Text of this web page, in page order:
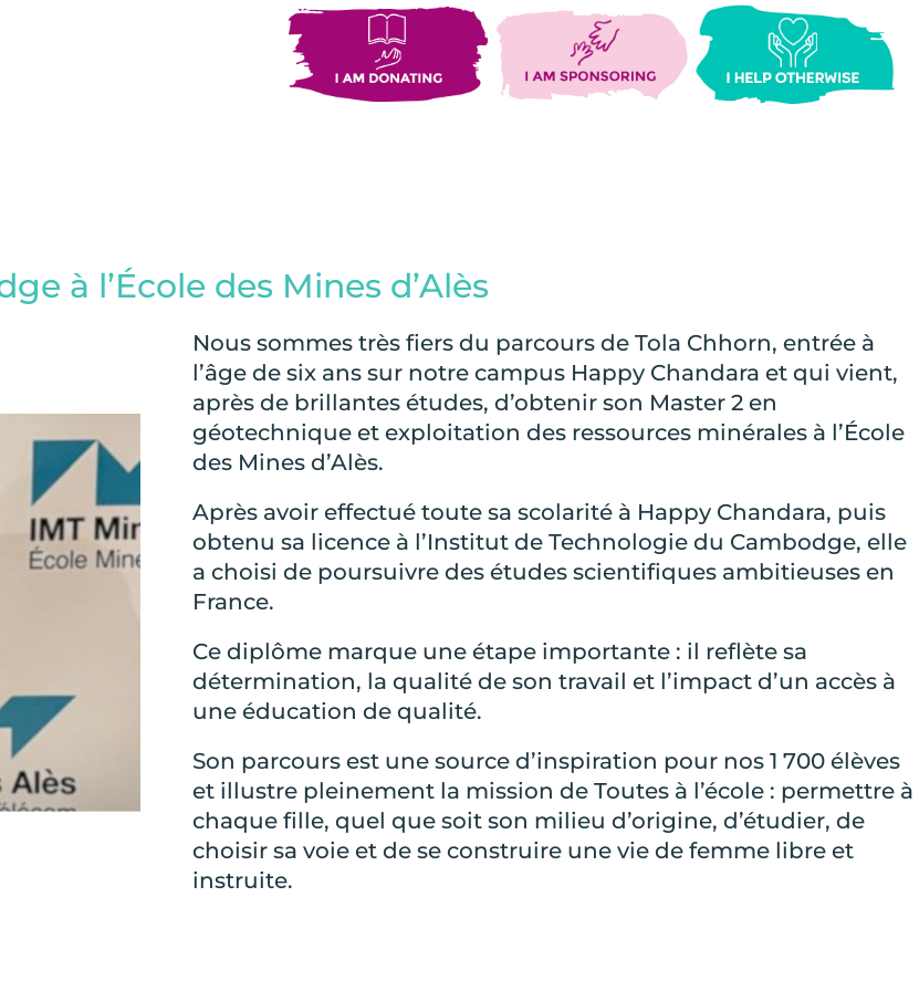
à l’École des Mines d’Alès
Nous sommes très fiers du parcours de Tola Chhorn, entrée à
l’âge de six ans sur notre campus Happy Chandara et qui vient,
après de brillantes études, d’obtenir son Master 2 en
géotechnique et exploitation des ressources minérales à l’École
des Mines d’Alès.
Après avoir effectué toute sa scolarité à Happy Chandara, puis
obtenu sa licence à l’Institut de Technologie du Cambodge, elle
a choisi de poursuivre des études scientifiques ambitieuses en
France.
Ce diplôme marque une étape importante : il reflète sa
détermination, la qualité de son travail et l’impact d’un accès à
une éducation de qualité.
Son parcours est une source d’inspiration pour nos 1 700 élèves
et illustre pleinement la mission de Toutes à l’école : permettre à
chaque fille, quel que soit son milieu d’origine, d’étudier, de
choisir sa voie et de se construire une vie de femme libre et
instruite.